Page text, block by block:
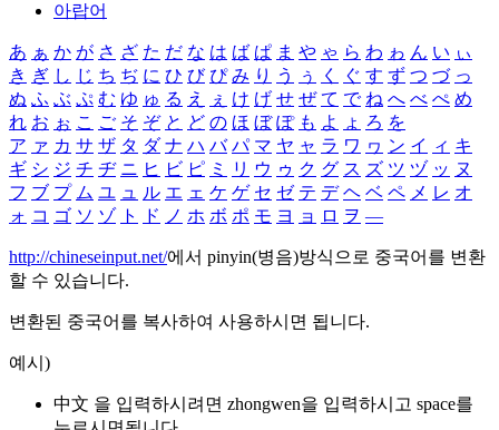
아랍어
あ ぁ か が さ ざ た だ な は ば ぱ ま や ゃ ら わ ゎ ん い ぃ
き ぎ し じ ち ぢ に ひ び ぴ み り う ぅ く ぐ す ず つ づ っ
ぬ ふ ぶ ぷ む ゆ ゅ る え ぇ け げ せ ぜ て で ね へ べ ぺ め
れ お ぉ こ ご そ ぞ と ど の ほ ぼ ぽ も よ ょ ろ を
ア ァ カ サ ザ タ ダ ナ ハ バ パ マ ヤ ャ ラ ワ ヮ ン イ ィ キ
ギ シ ジ チ ヂ ニ ヒ ビ ピ ミ リ ウ ゥ ク グ ス ズ ツ ヅ ッ ヌ
フ ブ プ ム ユ ュ ル エ ェ ケ ゲ セ ゼ テ デ ヘ ベ ペ メ レ オ
ォ コ ゴ ソ ゾ ト ド ノ ホ ボ ポ モ ヨ ョ ロ ヲ ―
http://chineseinput.net/에서 pinyin(병음)방식으로 중국어를 변환
할 수 있습니다.
변환된 중국어를 복사하여 사용하시면 됩니다.
예시)
中文 을 입력하시려면 zhongwen을 입력하시고 space를